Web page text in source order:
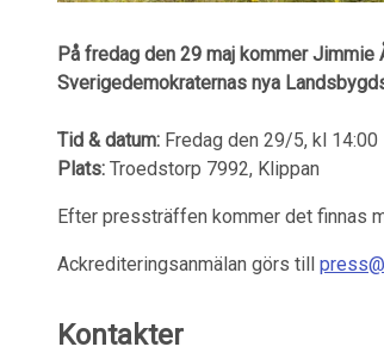
På fredag den 29 maj kommer
Sverigedemokraternas nya
Tid & datum: Fredag den 29/5, kl 14:00
Plats: Troedstorp 7992, Klippan
Efter pressträffen kommer det finnas
Ackrediteringsanmälan görs till
Kontakter